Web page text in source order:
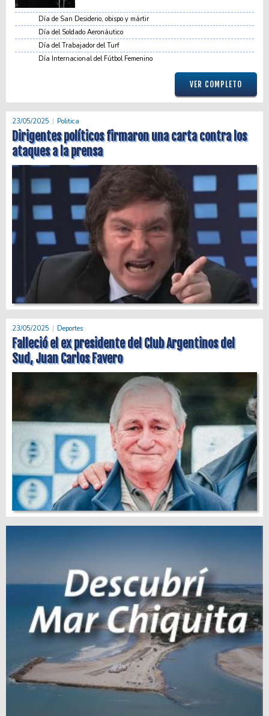
Día de San Desiderio, obispo y mártir
Día del Soldado Aeronáutico
Día del Trabajador del Turf
Día Internacional del Fútbol Femenino
VER COMPLETO
23/05/2025 Politica
Dirigentes políticos firmaron una carta contra los
ataques a la prensa
23/05/2025 Deportes
Falleció el ex presidente del Club Argentinos del
Sud, Juan Carlos Favero